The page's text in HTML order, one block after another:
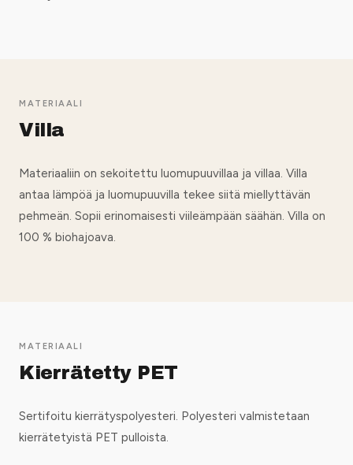
MATERIAALI
Villa
Materiaaliin on sekoitettu luomupuuvillaa ja villaa. Villa
antaa lämpöä ja luomupuuvilla tekee siitä miellyttävän
pehmeän. Sopii erinomaisesti viileämpään säähän. Villa on
100 % biohajoava.
MATERIAALI
Kierrätetty PET
Sertifoitu kierrätyspolyesteri. Polyesteri valmistetaan
kierrätetyistä PET pulloista.